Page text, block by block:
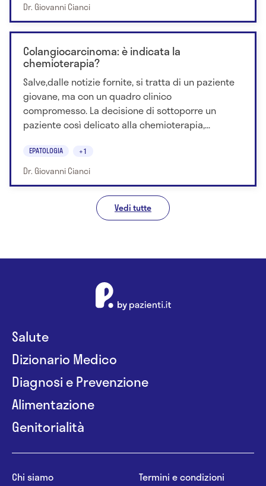
Dr. Giovanni Cianci
Colangiocarcinoma: è indicata la
chemioterapia?
Salve,dalle notizie fornite, si tratta di un paziente
giovane, ma con un quadro clinico
compromesso. La decisione di sottoporre un
paziente così delicato alla chemioterapia,...
EPATOLOGIA +1
Dr. Giovanni Cianci
Vedi tutte
Salute
Dizionario Medico
Diagnosi e Prevenzione
Alimentazione
Genitorialità
Chi siamo
Termini e condizioni